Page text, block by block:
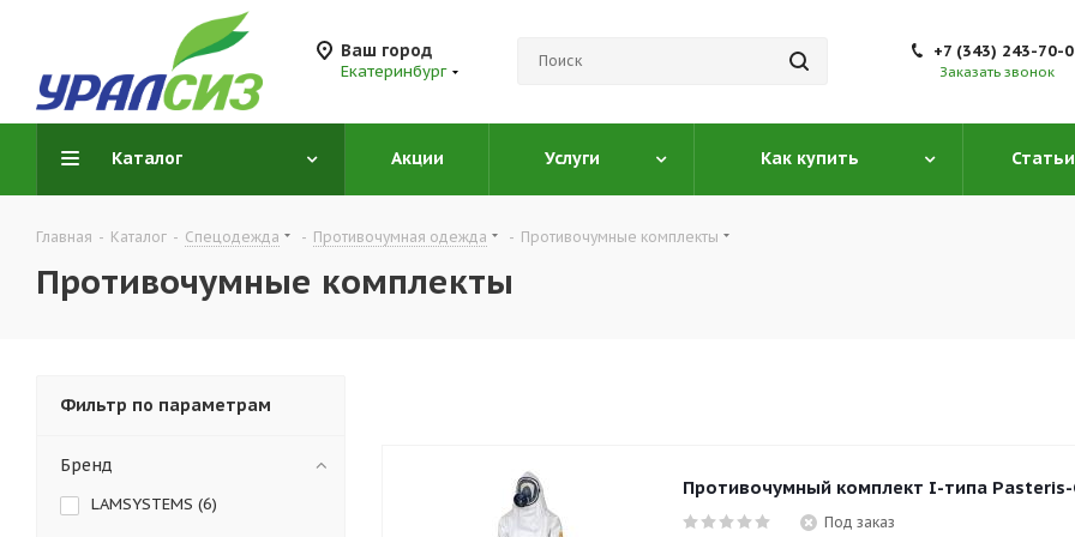
Ваш город
Екатеринбург
+7 (343) 243-70-
Заказать звонок
Каталог Акции Услуги Как купить Статьи
Главная - Каталог - Спецодежда - Противочумная одежда - Противочумные комплекты
Противочумные комплекты
Противочумный комплект I-типа Pasteris-
Под заказ
Фильтр по параметрам
Бренд
LAMSYSTEMS (6)